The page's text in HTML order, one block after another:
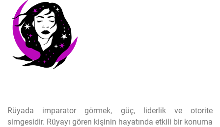
Rüyada imparator görmek, güç, liderlik ve otorite
simgesidir. Rüyayı gören kişinin hayatında etkili bir konuma